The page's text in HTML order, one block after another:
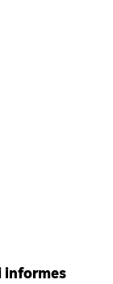
informes